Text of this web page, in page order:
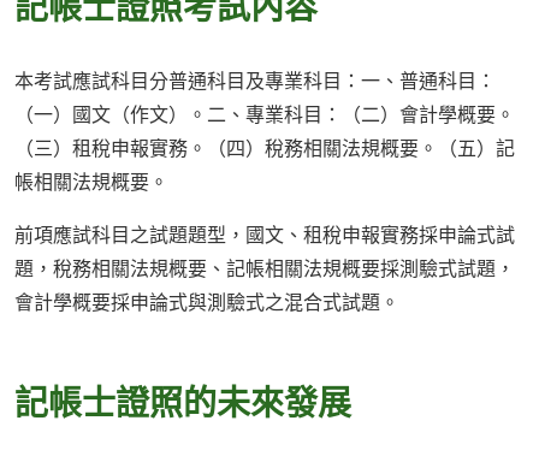
本考試應試科目分普通科目及專業科目：一、普通科目：
（一）國文（作文）。二、專業科目：（二）會計學概要。
（三）租稅申報實務。（四）稅務相關法規概要。（五）記
帳相關法規概要。
前項應試科目之試題題型，國文、租稅申報實務採申論式試
題，稅務相關法規概要、記帳相關法規概要採測驗式試題，
會計學概要採申論式與測驗式之混合式試題。
記帳士證照的未來發展